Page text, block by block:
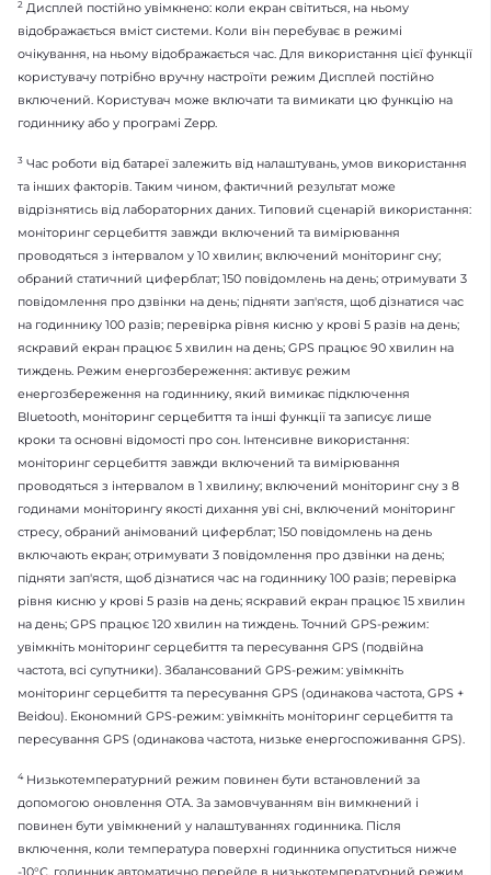
2 Дисплей постійно увімкнено: коли екран світиться, на ньому
відображається вміст системи. Коли він перебуває в режимі
очікування, на ньому відображається час. Для використання цієї функції
користувачу потрібно вручну настроїти режим Дисплей постійно
включений. Користувач може включати та вимикати цю функцію на
годиннику або у програмі Zepp.
3 Час роботи від батареї залежить від налаштувань, умов використання
та інших факторів. Таким чином, фактичний результат може
відрізнятись від лабораторних даних. Типовий сценарій використання:
моніторинг серцебиття завжди включений та вимірювання
проводяться з інтервалом у 10 хвилин; включений моніторинг сну;
обраний статичний циферблат; 150 повідомлень на день; отримувати 3
повідомлення про дзвінки на день; підняти зап'ястя, щоб дізнатися час
на годиннику 100 разів; перевірка рівня кисню у крові 5 разів на день;
яскравий екран працює 5 хвилин на день; GPS працює 90 хвилин на
тиждень. Режим енергозбереження: активує режим
енергозбереження на годиннику, який вимикає підключення
Bluetooth, моніторинг серцебиття та інші функції та записує лише
кроки та основні відомості про сон. Інтенсивне використання:
моніторинг серцебиття завжди включений та вимірювання
проводяться з інтервалом в 1 хвилину; включений моніторинг сну з 8
годинами моніторингу якості дихання уві сні, включений моніторинг
стресу, обраний анімований циферблат; 150 повідомлень на день
включають екран; отримувати 3 повідомлення про дзвінки на день;
підняти зап'ястя, щоб дізнатися час на годиннику 100 разів; перевірка
рівня кисню у крові 5 разів на день; яскравий екран працює 15 хвилин
на день; GPS працює 120 хвилин на тиждень. Точний GPS-режим:
увімкніть моніторинг серцебиття та пересування GPS (подвійна
частота, всі супутники). Збалансований GPS-режим: увімкніть
моніторинг серцебиття та пересування GPS (одинакова частота, GPS +
Beidou). Економний GPS-режим: увімкніть моніторинг серцебиття та
пересування GPS (одинакова частота, низьке енергоспоживання GPS).
4Низькотемпературний режим повинен бути встановлений за
допомогою оновлення OTA. За замовчуванням він вимкнений і
повинен бути увімкнений у налаштуваннях годинника. Після
включення, коли температура поверхні годинника опуститься нижче
-10°C, годинник автоматично перейде в низькотемпературний режим,